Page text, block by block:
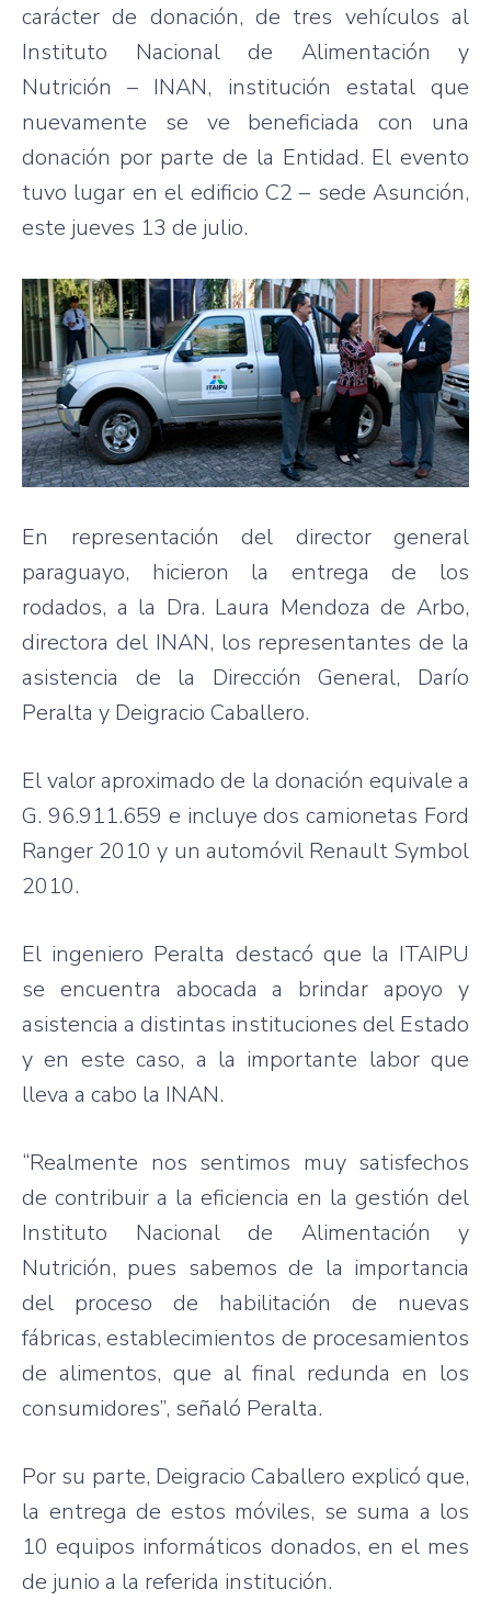
carácter de donación, de tres vehículos al
Instituto Nacional de Alimentación y
Nutrición – INAN, institución estatal que
nuevamente se ve beneficiada con una
donación por parte de la Entidad. El evento
tuvo lugar en el edificio C2 – sede Asunción,
este jueves 13 de julio.
En representación del director general
paraguayo, hicieron la entrega de los
rodados, a la Dra. Laura Mendoza de Arbo,
directora del INAN, los representantes de la
asistencia de la Dirección General, Darío
Peralta y Deigracio Caballero.
El valor aproximado de la donación equivale a
G. 96.911.659 e incluye dos camionetas Ford
Ranger 2010 y un automóvil Renault Symbol
2010.
El ingeniero Peralta destacó que la ITAIPU
se encuentra abocada a brindar apoyo y
asistencia a distintas instituciones del Estado
y en este caso, a la importante labor que
lleva a cabo la INAN.
“Realmente nos sentimos muy satisfechos
de contribuir a la eficiencia en la gestión del
Instituto Nacional de Alimentación y
Nutrición, pues sabemos de la importancia
del proceso de habilitación de nuevas
fábricas, establecimientos de procesamientos
de alimentos, que al final redunda en los
consumidores”, señaló Peralta.
Por su parte, Deigracio Caballero explicó que,
la entrega de estos móviles, se suma a los
10 equipos informáticos donados, en el mes
de junio a la referida institución.